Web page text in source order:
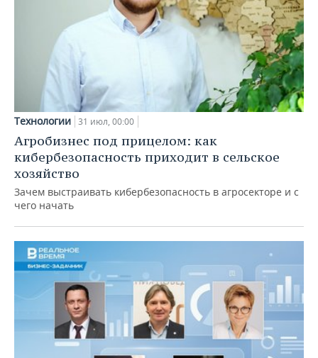
Технологии 31 июл, 00:00
Агробизнес под прицелом: как
кибербезопасность приходит в сельское
хозяйство
Зачем выстраивать кибербезопасность в агросекторе и с
чего начать